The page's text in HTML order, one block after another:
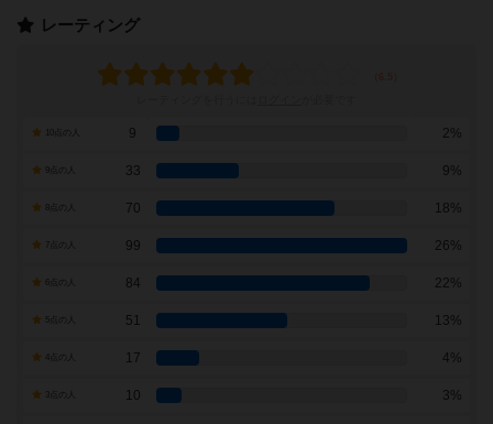
レーティング
9 2%
33 9%
70 18%
7点の人 99 26%
84 22%
51 13%
17 4%
10 3%